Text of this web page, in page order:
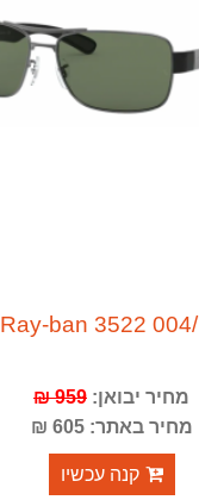
Ray-ban 3522
מחיר יבואן: 959 ₪
מחיר באתר: 605 ₪
קנה עכשיו